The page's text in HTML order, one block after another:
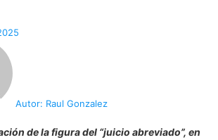
Autor: Raul Gonzalez
de la figura del “juicio abreviado”, en